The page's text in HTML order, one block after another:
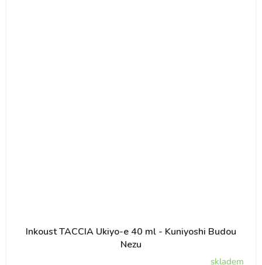
Inkoust TACCIA Ukiyo-e 40 ml - Kuniyoshi Budou
Nezu
skladem